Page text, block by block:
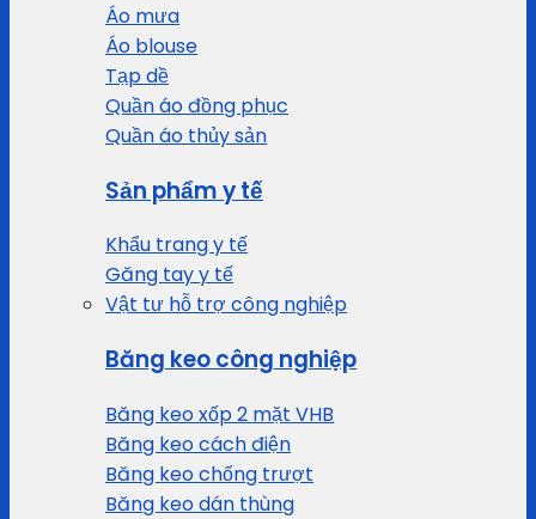
Áo mưa
Áo blouse
Tạp dề
Quần áo đồng phục
Quần áo thủy sản
Sản phẩm y tế
Khẩu trang y tế
Găng tay y tế
Vật tư hỗ trợ công nghiệp
Băng keo công nghiệp
Băng keo xốp 2 mặt VHB
Băng keo cách điện
Băng keo chống trượt
Băng keo dán thùng